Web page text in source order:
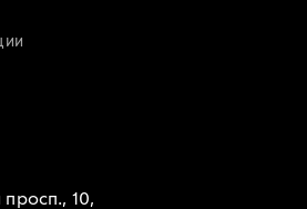
10,